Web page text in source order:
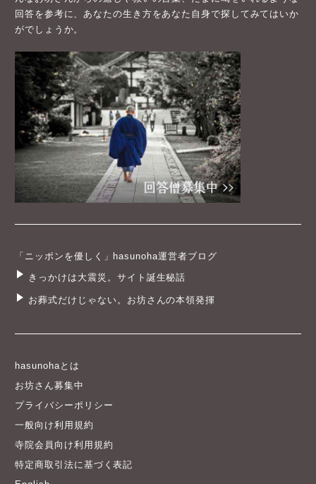
回答を参考に、あなたの生き方をあなた自身で探してみてはいか
がでしょうか。
「ニッポンを優しく」hasunoha運営者ブログ
きっかけは大震災。サイト誕生秘話
お葬式だけじゃない。お坊さんの本領発揮
hasunohaとは
お坊さん募集中
プライバシーポリシー
一般向け利用規約
寺院会員向け利用規約
特定商取引法に基づく表記